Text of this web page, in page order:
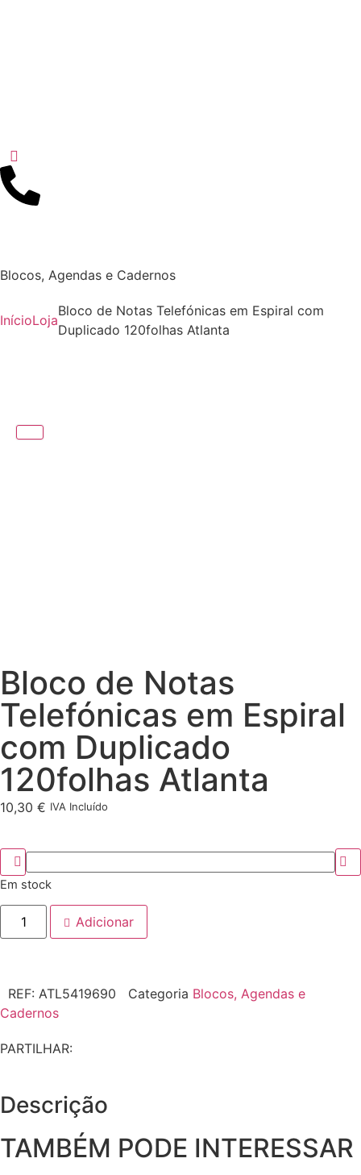
Blocos, Agendas e Cadernos
InícioLoja
Bloco de Notas Telefónicas em Espiral com
Duplicado 120folhas Atlanta
Bloco de Notas
Telefónicas em Espiral
com Duplicado
120folhas Atlanta
10,30 € IVA Incluído
Em stock
Adicionar
REF: ATL5419690 Categoria Blocos, Agendas e
Cadernos
PARTILHAR:
Descrição
TAMBÉM PODE INTERESSAR